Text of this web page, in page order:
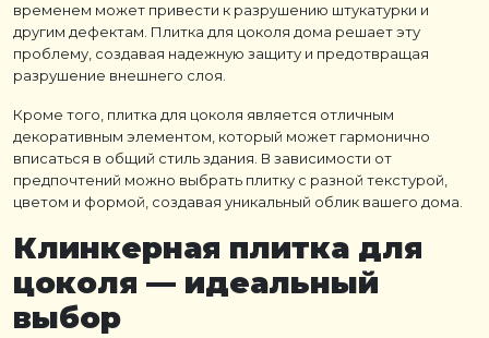
временем может привести к разрушению штукатурки и
другим дефектам. Плитка для цоколя дома решает эту
проблему, создавая надежную защиту и предотвращая
разрушение внешнего слоя.
Кроме того, плитка для цоколя является отличным
декоративным элементом, который может гармонично
вписаться в общий стиль здания. В зависимости от
предпочтений можно выбрать плитку с разной текстурой,
цветом и формой, создавая уникальный облик вашего дома.
Клинкерная плитка для
цоколя — идеальный
выбор